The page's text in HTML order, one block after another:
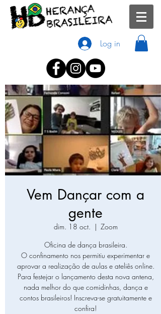
Log in
Vem Dançar com a
gente
dim. 18 oct.
  |
Zoom
Oficina de dança brasileira.
O confinamento nos permitiu experimentar e
aprovar a realização de aulas e ateliês online.
Para festejar o lançamento desta nova antena,
nada melhor do que comidinhas, dança e
contos brasileiros! Inscreva-se gratuitamente e
confira!